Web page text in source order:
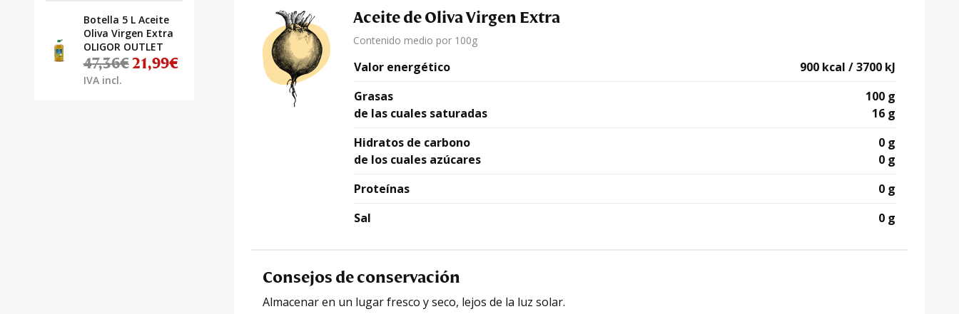
Botella 5 L Aceite
Oliva Virgen Extra
OLIGOR OUTLET
47,36€ El precio original era: 47,36€.
21,99€El precio actual es: 21,99€.
IVA incl.
Aceite de Oliva Virgen Extra
Contenido medio por 100g
Valor energético
900 kcal / 3700 kJ
Grasas
de las cuales saturadas
100 g
16 g
Hidratos de carbono
de los cuales azúcares
0 g
0 g
Proteínas
0 g
Sal
0 g
Consejos de conservación
Almacenar en un lugar fresco y seco, lejos de la luz solar.